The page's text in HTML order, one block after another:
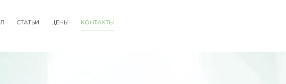
СТАТЬИ ЦЕНЫ КОНТАКТЫ